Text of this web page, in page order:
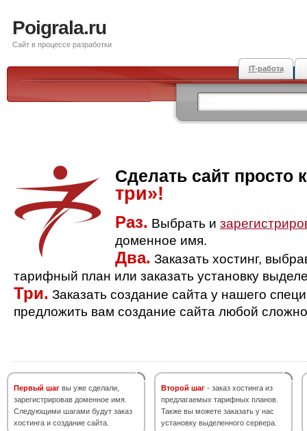
Poigrala.ru
Сайт в процессе разработки
IT-работа
Сделать сайт просто
три»!
Раз. Выбрать и
доменное имя.
Два. Заказать хостинг,
тарифный план или заказать установку
Три. Заказать создание сайта у нашего
предложить вам создание сайта любой
Первый шаг вы уже сделали,
зарегистрировав доменное имя.
Следующими шагами будут заказ
хостинга и создание сайта.
Второй шаг - заказ хостинга из
предлагаемых тарифных планов.
Также вы можете заказать у нас
установку выделенного сервера.